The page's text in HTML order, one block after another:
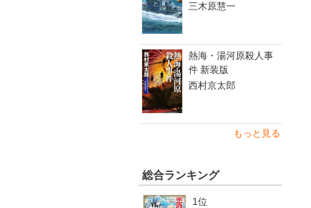
三木原慧一
熱海・湯河原殺人事
件 新装版
西村京太郎
もっと見る
総合ランキング
1位